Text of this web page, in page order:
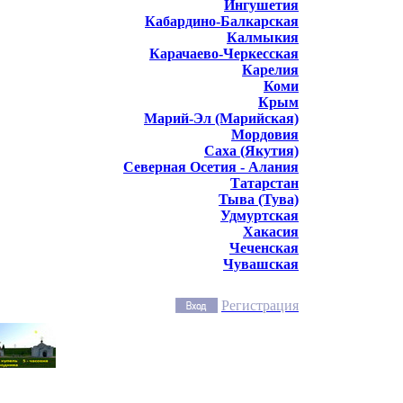
Ингушетия
Кабардино-Балкарская
Калмыкия
Карачаево-Черкесская
Карелия
Коми
Крым
Марий-Эл (Марийская)
Мордовия
Саха (Якутия)
Северная Осетия - Алания
Татарстан
Тыва (Тува)
Удмуртская
Хакасия
Чеченская
Чувашская
Регистрация